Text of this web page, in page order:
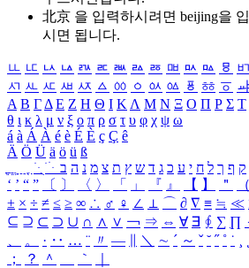
北京 을 입력하시려면 beijing을
시면 됩니다.
ㅥ ㅦ ㅧ ㅨ ㅩ ㅪ ㅫ ㅬ ㅭ ㅮ ㅯ ㅰ ㅱ ㅲ
ㅺ ㅻ ㅼ ㅽ ㅾ ㅿ ㆀ ㆁ ㆂ ㆃ ㆄ ㆅ ㆆ ㆇ
Α Β ΓΔ Ε Ζ Η Θ Ι ΚΛ Μ Ν Ξ Ο Π Ρ Σ Τ
θ ι κ λ μ ν ξ ο π ρ σ τ υ φ χ ψ ω
á à Á À é è É È ç Ç ê
Ä Ö Ü ä ö ü ß
ִֶֹ ֻּ ׁׂ ק ף ך ל ח י ע כ ג ד ש ץ ת צ מ נ ה ב
‘ ’ “ ” 〔 〕 〈 〉 「 」 『 』 【 】 ＂ （
± × ÷ ≠ ≤ ≥ ∞ ∴ ♂ ♀ ∠ ⊥ ⌒ ∂ ∇ ≡ ≒ ≪
⊆ ⊇ ⊂ ⊃ ∪ ∩ ∧ ∨ ￢ ⇒ ⇔ ∀ ∃ ∮ ∑ ∏
、
。 · ‥ … ¨ 〃 ― ＼ ∼ ´ ～ ˇ ˘ ˝ ˚ ˙ ¸
；
？ ＾ ｀